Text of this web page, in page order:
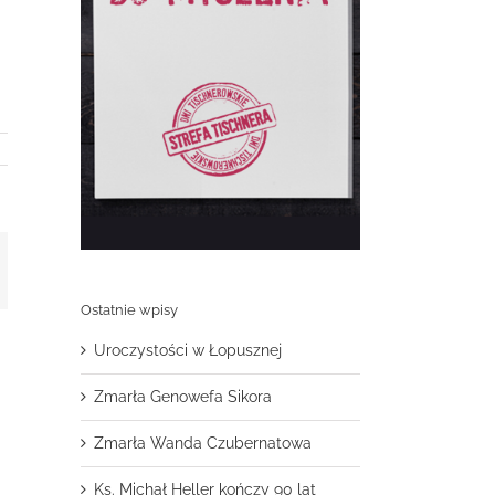
Ostatnie wpisy
Uroczystości w Łopusznej
Zmarła Genowefa Sikora
Zmarła Wanda Czubernatowa
Ks. Michał Heller kończy 90 lat